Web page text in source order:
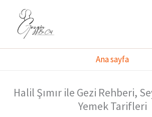
Ana sayfa
Halil Şımır ile Gezi Rehberi,
Yemek Tarifleri